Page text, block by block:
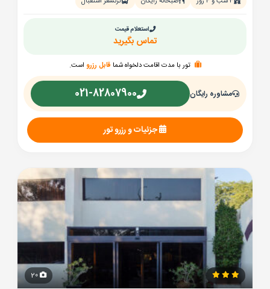
استعلام قیمت
تماس بگیرید
تور با مدت اقامت دلخواه شما قابل رزرو است.
مشاوره رایگان 021-82807900
جزئیات و رزرو تور